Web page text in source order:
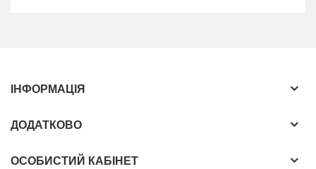
ІНФОРМАЦІЯ
ДОДАТКОВО
ОСОБИСТИЙ КАБІНЕТ